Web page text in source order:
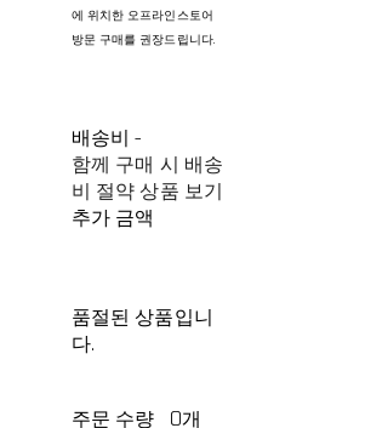
에 위치한 오프라인스토어
방문 구매를 권장드립니다.
배송비-
함께 구매 시 배송
비 절약 상품 보기
추가 금액
품절된 상품입니
다.
주문 수량
0개